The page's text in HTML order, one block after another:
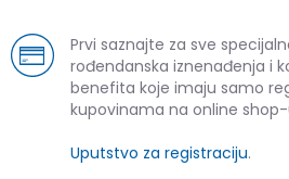
Prvi saznajte za sve
rođendanska iznenađenja i
benefita koje imaju samo
kupovinama na online
Uputstvo za registraciju.